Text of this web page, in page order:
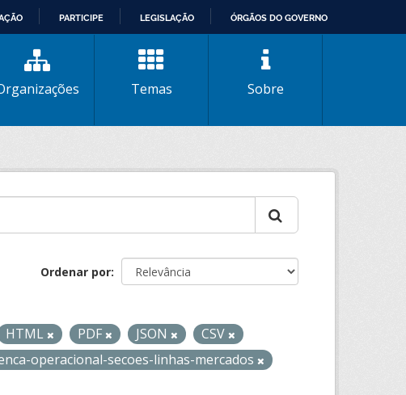
PARTICIPE LEGISLAÇÃO ÓRGÃOS DO GOVERNO
Temas Sobre
Ordenar por
HTML PDF JSON
CSV
operacional-secoes-linhas-mercados